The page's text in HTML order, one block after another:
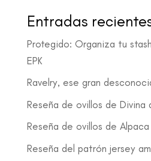
Entradas
Protegido: Organiza tu
EPK
Ravelry, ese gran
Reseña de ovillos de Divina
Reseña de ovillos de
Reseña del patrón jersey